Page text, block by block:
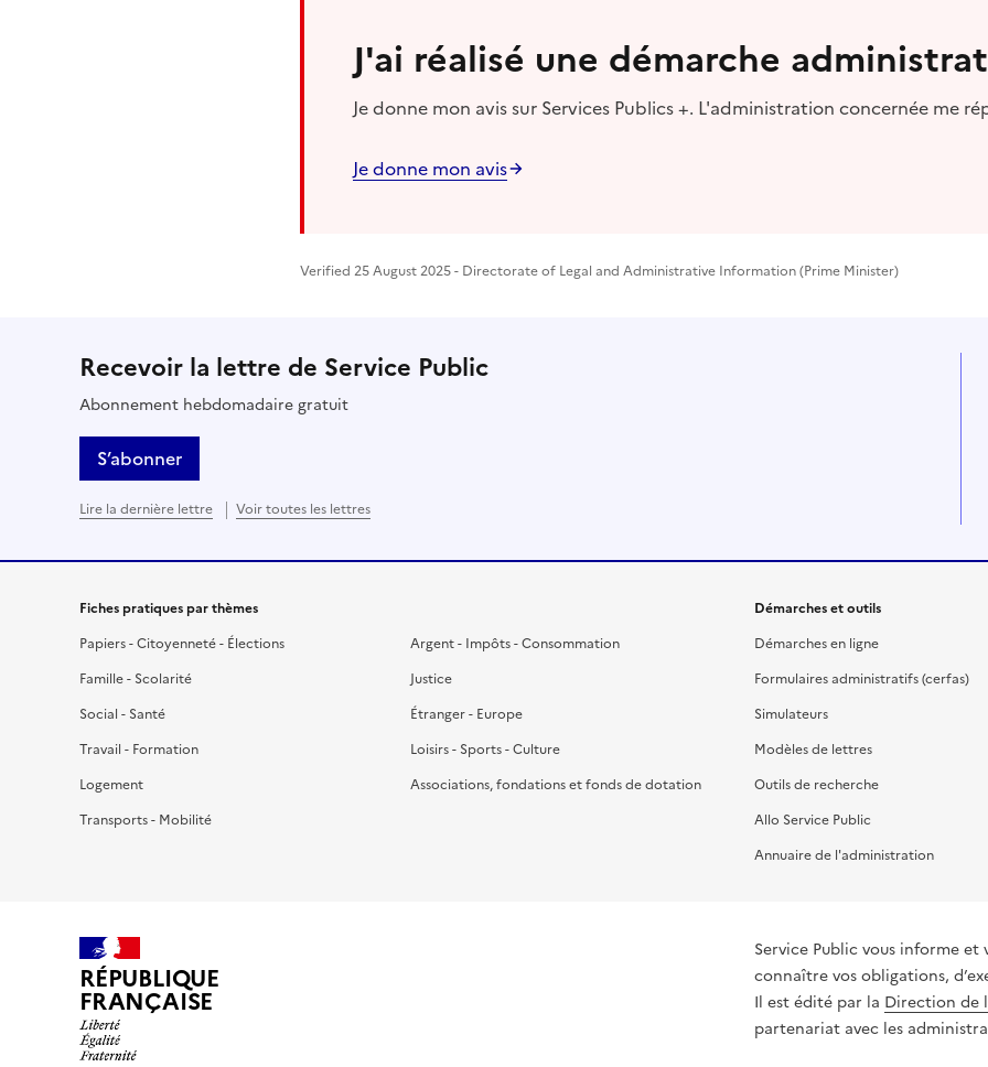
J'ai réalisé une démarche
Je donne mon avis sur Services Publics +. L'administration concernée me
Je donne mon avis
Verified 25 August 2025 - Directorate of Legal and Administrative Information (Prime Minister)
Recevoir la lettre de Service Public
Abonnement hebdomadaire gratuit
S’abonner
Lire la dernière lettre Voir toutes les lettres
Fiches pratiques par thèmes
Papiers - Citoyenneté - Élections
Famille - Scolarité
Social - Santé
Travail - Formation
Logement
Transports - Mobilité
Argent - Impôts - Consommation
Justice
Étranger - Europe
Loisirs - Sports - Culture
Associations, fondations et fonds de dotation
Démarches et outils
Démarches en ligne
Formulaires administratifs (cerfas)
Simulateurs
Modèles de lettres
Outils de recherche
Allo Service Public
Annuaire de l'administration
RÉPUBLIQUE
FRANÇAISE
Service Public vous informe
connaître vos obligations,
Il est édité par la Direction de
partenariat avec les